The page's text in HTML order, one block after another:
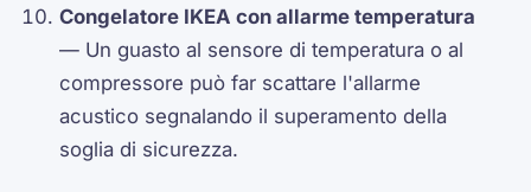
Congelatore IKEA con allarme temperatura
— Un guasto al sensore di temperatura o al
compressore può far scattare l'allarme
acustico segnalando il superamento della
soglia di sicurezza.